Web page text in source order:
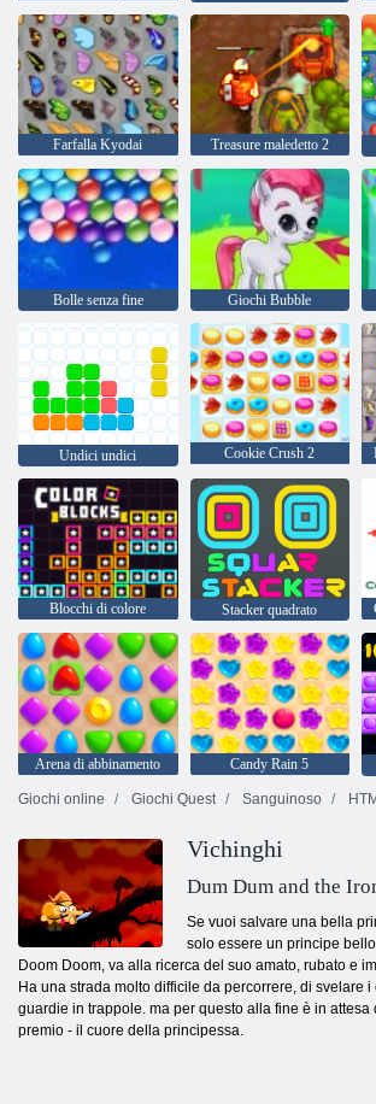
Farfalla Kyodai Treasure maledetto 2
Bolle senza fine Giochi Bubble
Undici undici Cookie Crush 2
Blocchi di colore Stacker quadrato
Arena di abbinamento Candy Rain 5
Giochi online
Giochi Quest Sanguinoso
Vichinghi
Dum Dum and the
Se vuoi salvare una bella
solo essere un principe
Doom Doom, va alla ricerca del suo amato, rubato e
Ha una strada molto difficile da percorrere, di svelare i
guardie in trappole. ma per questo alla fine è in attesa
premio - il cuore della principessa.